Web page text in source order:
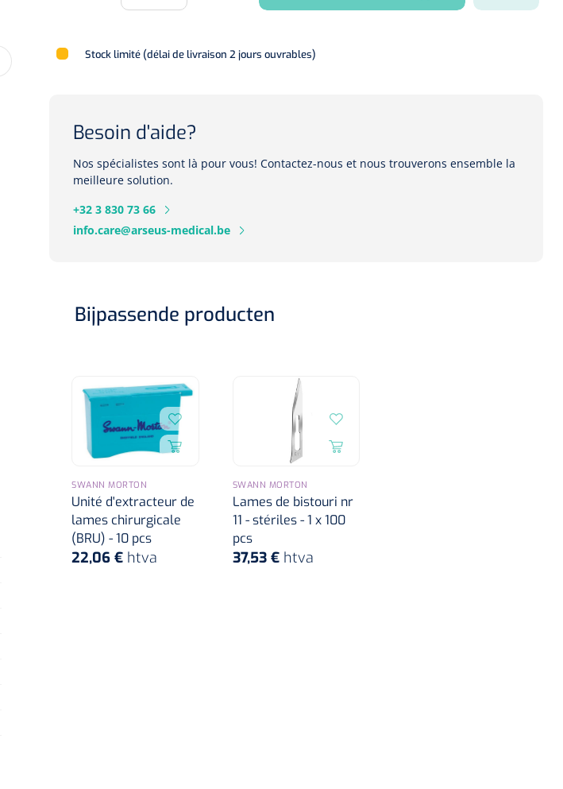
Stock limité (délai de livraison 2 jours ouvrables)
Besoin d'aide?
Nos spécialistes sont là pour vous! Contactez-nous et nous trouverons ensemble la
meilleure solution.
+32 3 830 73 66
info.care@arseus-medical.be
Bijpassende producten
SWANN MORTON
Unité d'extracteur de
lames chirurgicale
(BRU) - 10 pcs
22,06 € htva
SWANN MORTON
Lames de bistouri nr
11 - stériles - 1 x 100
pcs
37,53 € htva